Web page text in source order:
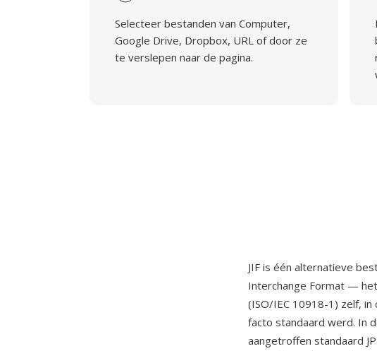
Selecteer bestanden van Computer,
Google Drive, Dropbox, URL of door ze
te verslepen naar de pagina.
JIF is één alternatieve
Interchange Format —
(ISO/IEC 10918-1) zelf,
facto standaard werd. In
aangetroffen standaard